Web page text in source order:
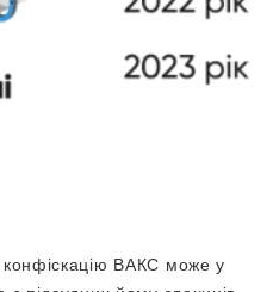
конфіскацію ВАКС може у